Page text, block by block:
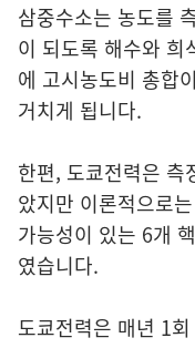
삼중수소는 농도를
이 되도록 해수와 희
에 고시농도비 총합
거치게 됩니다.
한편, 도쿄전력은 측
았지만 이론적으로
가능성이 있는 6개
였습니다.
도쿄전력은 매년 1